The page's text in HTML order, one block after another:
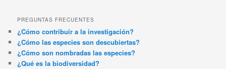
PREGUNTAS FRECUENTES
¿Cómo contribuir a la investigación?
¿Cómo las especies son descubiertas?
¿Cómo son nombradas las especies?
¿Qué es la biodiversidad?